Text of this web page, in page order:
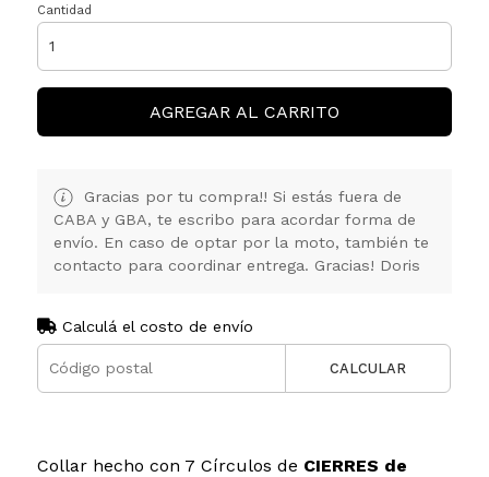
Cantidad
AGREGAR AL CARRITO
Gracias por tu compra!! Si estás fuera de
CABA y GBA, te escribo para acordar forma de
envío. En caso de optar por la moto, también te
contacto para coordinar entrega. Gracias! Doris
Calculá el costo de envío
CALCULAR
Collar hecho con 7 Círculos de CIERRES de